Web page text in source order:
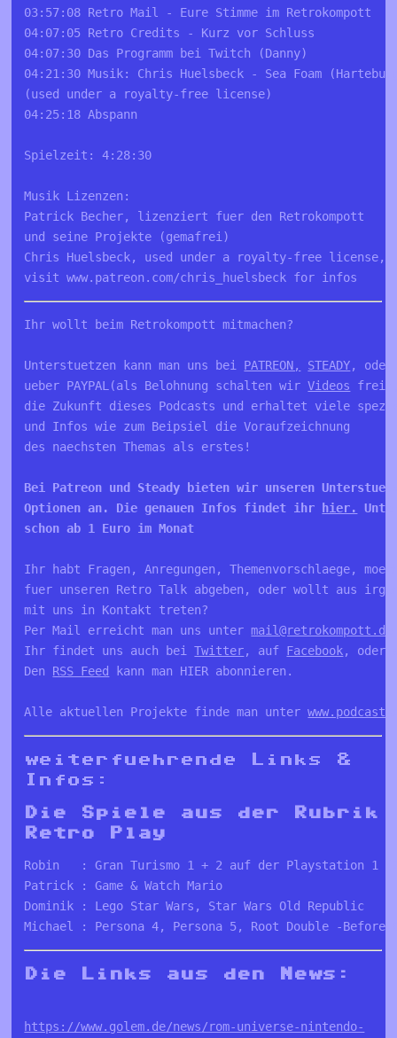
03:57:08 Retro Mail - Eure Stimme im Retrokompott
04:07:05 Retro Credits - Kurz vor Schluss
04:07:30 Das Programm bei Twitch (Danny)
04:21:30 Musik: Chris Huelsbeck - Sea Foam
(used under a royalty-free license)
04:25:18 Abspann
Spielzeit: 4:28:30
Musik Lizenzen:
Patrick Becher, lizenziert fuer den Retrokompott
und seine Projekte (gemafrei)
Chris Huelsbeck, used under a royalty-free license,
visit www.patreon.com/chris_huelsbeck for infos
Ihr wollt beim Retrokompott mitmachen?
Unterstuetzen kann man uns bei PATREON, STEADY,
ueber PAYPAL(als Belohnung schalten wir Videos
die Zukunft dieses Podcasts und erhaltet viele
und Infos wie zum Beipsiel die Voraufzeichnung
Bei Patreon und Steady bieten wir unseren
Optionen an. Die genauen Infos findet ihr hier.
schon ab 1 Euro im Monat
Ihr habt Fragen, Anregungen, Themenvorschlaege,
fuer unseren Retro Talk abgeben, oder wollt aus
mit uns in Kontakt treten?
Per Mail erreicht man uns unter mail@retrokompott.de
Ihr findet uns auch bei Twitter, auf Facebook, oder
Den RSS Feed kann man HIER abonnieren.
Alle aktuellen Projekte finde man unter
weiterfuehrende Links &
Infos:
Die Spiele aus der Rubrik
Retro Play
Robin   : Gran Turismo 1 + 2 auf der Playstation 1
Patrick : Game & Watch Mario
Dominik : Lego Star Wars, Star Wars Old Republic
Michael : Persona 4, Persona 5, Root Double -
Die Links aus den News:
https://www.golem.de/news/rom-universe-nintendo-